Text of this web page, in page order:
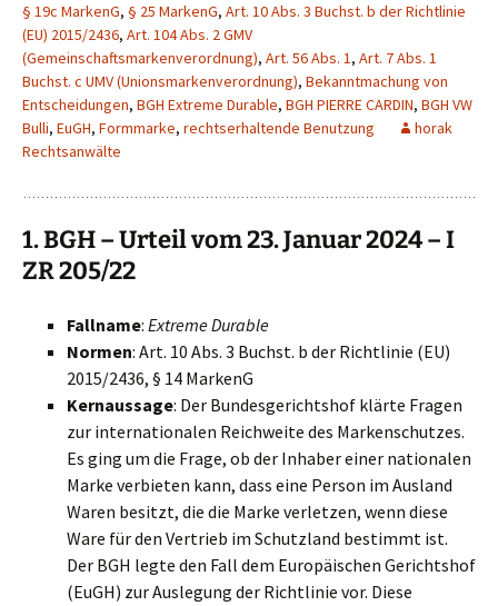
§ 19c MarkenG, § 25 MarkenG, Art. 10 Abs. 3 Buchst. b der Richtlinie
(EU) 2015/2436, Art. 104 Abs. 2 GMV
(Gemeinschaftsmarkenverordnung), Art. 56 Abs. 1, Art. 7 Abs. 1
Buchst. c UMV (Unionsmarkenverordnung), Bekanntmachung von
Entscheidungen, BGH Extreme Durable, BGH PIERRE CARDIN, BGH VW
Bulli, EuGH, Formmarke, rechtserhaltende Benutzung
horak
Rechtsanwälte
1. BGH – Urteil vom 23. Januar 2024 – I
ZR 205/22
Fallname: Extreme Durable
Normen: Art. 10 Abs. 3 Buchst. b der Richtlinie (EU)
2015/2436, § 14 MarkenG
Kernaussage: Der Bundesgerichtshof klärte Fragen
zur internationalen Reichweite des Markenschutzes.
Es ging um die Frage, ob der Inhaber einer nationalen
Marke verbieten kann, dass eine Person im Ausland
Waren besitzt, die die Marke verletzen, wenn diese
Ware für den Vertrieb im Schutzland bestimmt ist.
Der BGH legte den Fall dem Europäischen Gerichtshof
(EuGH) zur Auslegung der Richtlinie vor. Diese